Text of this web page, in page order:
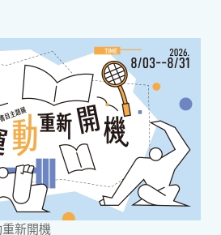
新開機